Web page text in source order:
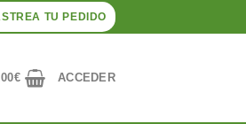
TU PEDIDO
€ ACCEDER